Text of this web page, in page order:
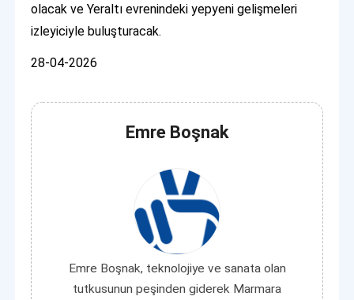
olacak ve Yeraltı evrenindeki yepyeni gelişmeleri
izleyiciyle buluşturacak.
28-04-2026
Emre Boşnak
Emre Boşnak, teknolojiye ve sanata olan
tutkusunun peşinden giderek Marmara